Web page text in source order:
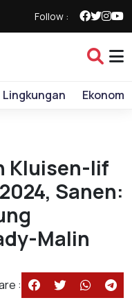
Follow :
Lingkungan Ekonomi
Kluisen-Iif
Sanen:
Malin
: